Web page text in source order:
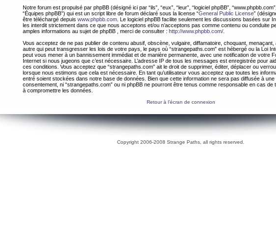
Notre forum est propulsé par phpBB (désigné ici par “ils”, “eux”, “leur”, “logiciel phpBB”,
“Équipes phpBB”) qui est un script libre de forum déclaré sous la license “General Public License”
être téléchargé depuis www.phpbb.com . Le logiciel phpBB facilite seulement les discussions basées sur
les interdit strictement dans ce que nous acceptons et/ou n’acceptons pas comme contenu ou conduite
amples informations au sujet de phpBB , merci de consulter : http://www.phpbb.com/
Vous acceptez de ne pas publier de contenu abusif, obscène, vulgaire, diffamatoire, choquant,
autre qui peut transgresser les lois de votre pays, le pays où “strangepaths.com” est hébergé ou la Loi
peut vous mener à un bannissement immédiat et de manière permanente, avec une notification de votre
Internet si nous jugeons que c’est nécessaire. L’adresse IP de tous les messages est enregistrée pour
ces conditions. Vous acceptez que “strangepaths.com” ait le droit de supprimer, éditer, déplacer ou
lorsque nous estimons que cela est nécessaire. En tant qu’utilisateur vous acceptez que toutes les
entré soient stockées dans notre base de données. Bien que cette information ne sera pas diffusée à
consentement, ni “strangepaths.com” ou ni phpBB ne pourront être tenus comme responsable en cas de
à compromettre les données.
Retour à l’écran de connexion
Copyright 2006-2008 Strange Paths, all rights reserved.